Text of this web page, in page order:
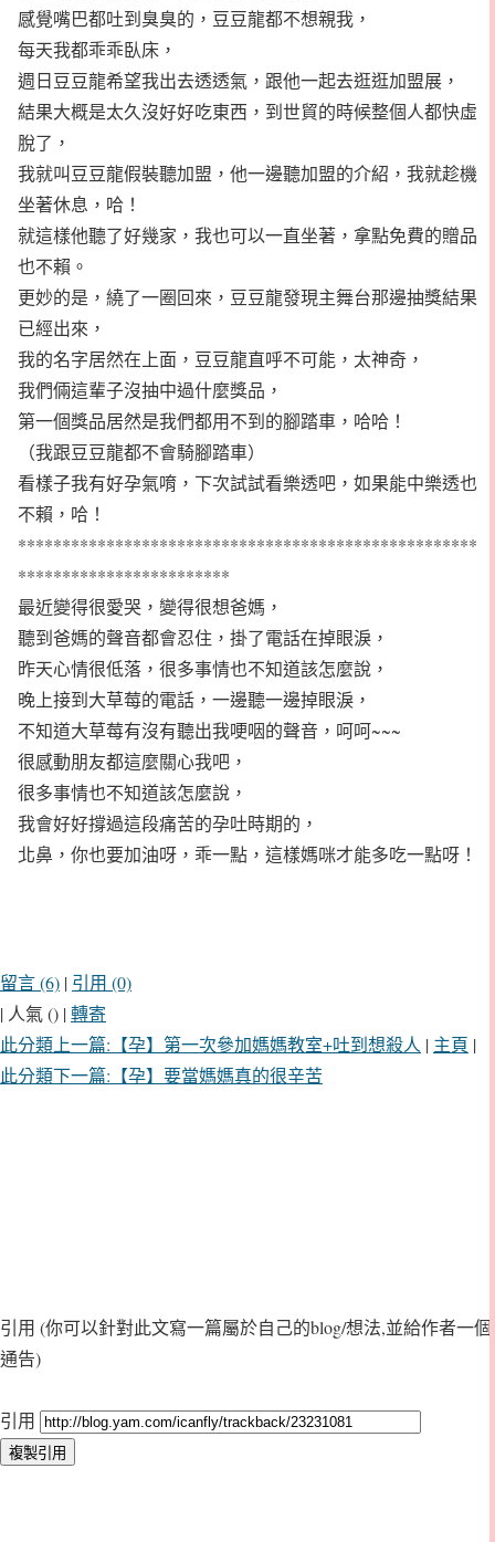
感覺嘴巴都吐到臭臭的，豆豆龍都不想親我，
每天我都乖乖臥床，
週日豆豆龍希望我出去透透氣，跟他一起去逛逛加盟展，
結果大概是太久沒好好吃東西，到世貿的時候整個人都快虛
脫了，
我就叫豆豆龍假裝聽加盟，他一邊聽加盟的介紹，我就趁機
坐著休息，哈！
就這樣他聽了好幾家，我也可以一直坐著，拿點免費的贈品
也不賴。
更妙的是，繞了一圈回來，豆豆龍發現主舞台那邊抽獎結果
已經出來，
我的名字居然在上面，豆豆龍直呼不可能，太神奇，
我們倆這輩子沒抽中過什麼獎品，
第一個獎品居然是我們都用不到的腳踏車，哈哈！
（我跟豆豆龍都不會騎腳踏車）
看樣子我有好孕氣唷，下次試試看樂透吧，如果能中樂透也
不賴，哈！
****************************************************
************************
最近變得很愛哭，變得很想爸媽，
聽到爸媽的聲音都會忍住，掛了電話在掉眼淚，
昨天心情很低落，很多事情也不知道該怎麼說，
晚上接到大草莓的電話，一邊聽一邊掉眼淚，
不知道大草莓有沒有聽出我哽咽的聲音，呵呵~~~
很感動朋友都這麼關心我吧，
很多事情也不知道該怎麼說，
我會好好撐過這段痛苦的孕吐時期的，
北鼻，你也要加油呀，乖一點，這樣媽咪才能多吃一點呀！
留言 (6) | 引用 (0)
| 人氣 () |轉寄
此分類上一篇:【孕】第一次參加媽媽教室+吐到想殺人 | 主頁 |
此分類下一篇:【孕】要當媽媽真的很辛苦
引用 (你可以針對此文寫一篇屬於自己的blog/想法,並給作者一個
通告)
引用